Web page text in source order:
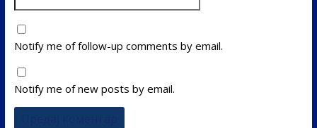
Notify me of follow-up comments by email.
Notify me of new posts by email.